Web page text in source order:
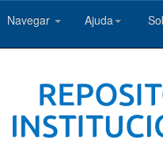
Navegar Ajuda